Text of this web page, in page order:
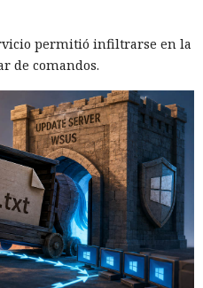
permitió infiltrarse en la
de comandos.